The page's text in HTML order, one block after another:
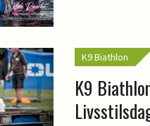
K9 Biathlon
K9